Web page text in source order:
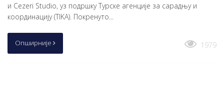
и Cezeri Studio, уз подршку Турске агенције за сарадњу и
координацију (TIKA). Покренуто...
Опширније 1979